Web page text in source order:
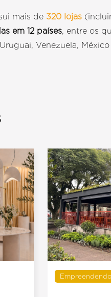
mais de 320 lojas
em 12 países, entre os
Venezuela,
Empreendendo